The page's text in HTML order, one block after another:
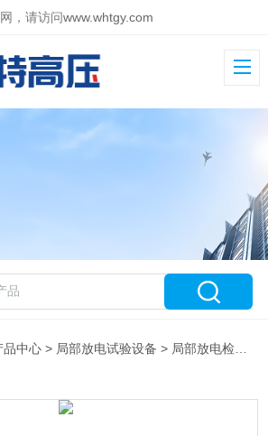
，请访问www.whtgy.com
品中心 > 局部放电试验设备 > 局部放电检测系统